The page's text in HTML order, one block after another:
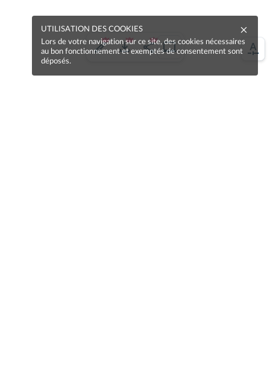
UTILISATION DES COOKIES
Lors de votre navigation sur ce site, des cookies nécessaires
au bon fonctionnement et exemptés de consentement sont
déposés.